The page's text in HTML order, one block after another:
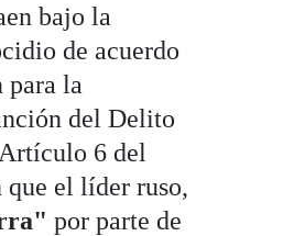
bajo la
de acuerdo
para la
del Delito
6 del
el líder ruso,
por parte de